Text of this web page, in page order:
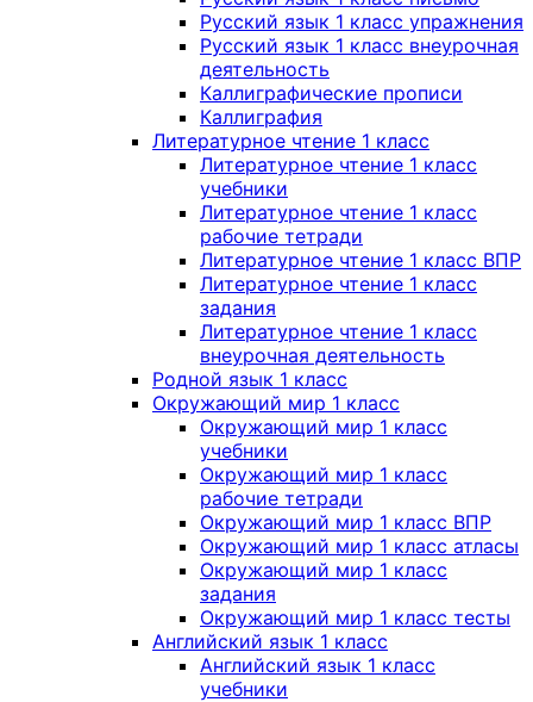
Русский язык 1 класс упражнения
Русский язык 1 класс внеурочная
деятельность
Каллиграфические прописи
Каллиграфия
Литературное чтение 1 класс
Литературное чтение 1 класс
учебники
Литературное чтение 1 класс
рабочие тетради
Литературное чтение 1 класс ВПР
Литературное чтение 1 класс
задания
Литературное чтение 1 класс
внеурочная деятельность
Родной язык 1 класс
Окружающий мир 1 класс
Окружающий мир 1 класс
учебники
Окружающий мир 1 класс
рабочие тетради
Окружающий мир 1 класс ВПР
Окружающий мир 1 класс атласы
Окружающий мир 1 класс
задания
Окружающий мир 1 класс тесты
Английский язык 1 класс
Английский язык 1 класс
учебники